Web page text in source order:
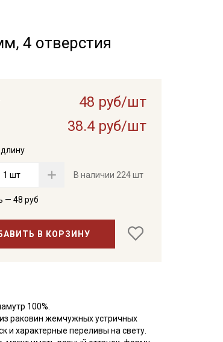
4 отверстия
48 руб/шт
38.4 руб/шт
шт В наличии 224 шт
— 48 руб
В КОРЗИНУ
100%.
раковин жемчужных устричных
и характерные переливы на свету.